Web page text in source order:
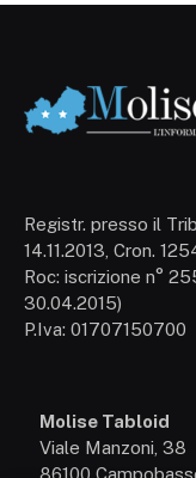
Registr. presso il
14.11.2013, Cron.
Roc: iscrizione n°
30.04.2015)
P.Iva: 01707150700
Molise Tabloid
Viale Manzoni, 38
86100